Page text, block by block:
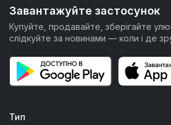
Завантажуйте застосунок
Купуйте, продавайте, зберігайте
слідкуйте за новинами — коли і де
Тип